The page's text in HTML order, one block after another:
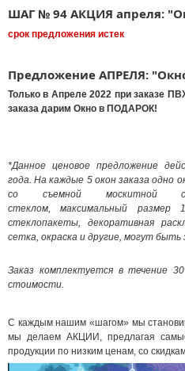
ШАГ № 94 АКЦИЯ апреля:
срок предложения истек
Предложение АПРЕЛЯ:
Только в Апреле 2022 при заказе
заказа дарим Окно в ПОДАРОК!
*Данное ценовое предложение
года. На каждые 5 окон заказа одно
со съемной москитной
стеклом, максимальный
стеклопакеты, декоративная
сетка, окраска и другие, могут быть
Заказ комплектуется в течение
стоимости.
С каждым нашим «шагом» мы
мы делаем АКЦИИ, предлагая
продукции по низким ценам, со